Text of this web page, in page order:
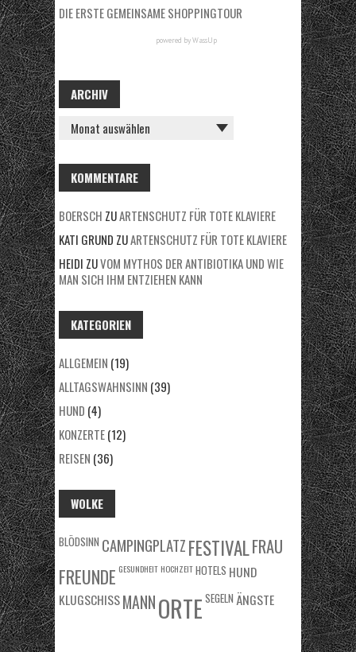
DIE ERSTE GEMEINSAME SHOPPINGTOUR
powered byWassUp
ARCHIV
A
R
H
I
V
KOMMENTARE
BOERSCH ZUARTENSCHUTZ FÜR TOTE KLAVIERE
KATI GRUND ZUARTENSCHUTZ FÜR TOTE KLAVIERE
HEIDI ZUVOM MYTHOS DER ANTIBIOTIKA UND WIE
MAN SICH IHM ENTZIEHEN KANN
KATEGORIEN
ALLGEMEIN (19)
ALLTAGSWAHNSINN (39)
HUND (4)
KONZERTE(12)
REISEN (36)
WOLKE
BLÖDSINN CAMPINGPLATZFESTIVALFRAU
FREUNDE GESUNDHEIT HOCHZEITHOTELS HUND
KLUGSCHISSMANNORTE SEGELN ÄNGSTE